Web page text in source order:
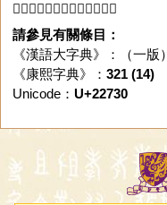
「𢜰」字未收錄於本資料庫。
請參見有關條目：
《漢語大字典》：（一版）
《康熙字典》： 321 (14)
Unicode： U+22730